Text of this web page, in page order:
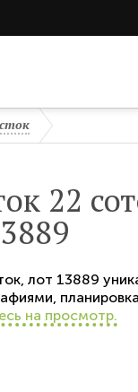
22
лот 13889
на просмотр.